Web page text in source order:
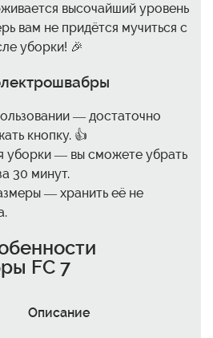
высочайший уровень
вам не придётся мучиться с
уборки! 🎉
— достаточно
кнопку. 👍
уборки — вы сможете убрать
30 минут.
— хранить её не
FC 7
Описание